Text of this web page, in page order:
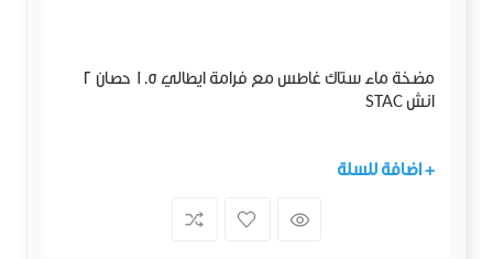
مضخة ماء ستاك غاطس مع فرامة ايطالي 1.5 حصان 2
انش STAC
+ اضافة للسلة